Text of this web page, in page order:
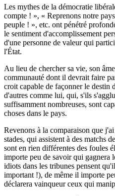
Les mythes de la démocratie
compte ! », « Reprenons notre
peuple ! », etc. ont pénétré
le sentiment d'accomplissement
d'une personne de valeur qui
l'État.
Au lieu de chercher sa vie, son
communauté dont il devrait faire
croit capable de façonner le destin
d'autres comme lui, qui, s'ils
suffisamment nombreuses, sont
choses dans le pays.
Revenons à la comparaison que
stades, qui assistent à des matchs
sont en rien différentes des foules
importe peu de savoir qui gagnera
idiots dans les tribunes pensent
important !), de même il importe
déclarera vainqueur ceux qui